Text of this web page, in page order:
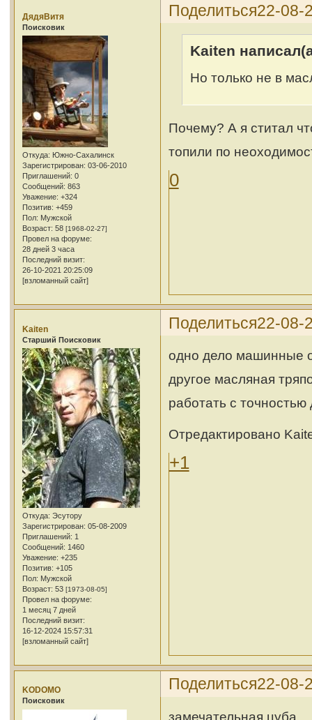
Поделиться22-08-
ДядяВитя
Поисковик
Откуда: Южно-Сахалинск
Зарегистрирован: 03-06-2010
Приглашений: 0
Сообщений: 863
Уважение: +324
Позитив: +459
Пол: Мужской
Возраст: 58 [1968-02-27]
Провел на форуме:
28 дней 3 часа
Последний визит:
26-10-2021 20:25:09
[взломанный сайт]
Kaiten
Но только не в
Почему? А я ститал
топили по
0
Поделиться22-08-
Kaiten
Cтарший Поисковик
Откуда: Эсутору
Зарегистрирован: 05-08-2009
Приглашений: 1
Сообщений: 1460
Уважение: +235
Позитив: +105
Пол: Мужской
Возраст: 53 [1973-08-05]
Провел на форуме:
1 месяц 7 дней
Последний визит:
16-12-2024 15:57:31
[взломанный сайт]
одно дело машинные
другое масляная
работать с
Отредактировано
+1
Поделиться22-08-
KODOMO
Поисковик
замечательная цуба